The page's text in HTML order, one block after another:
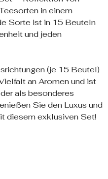
in einem
Sorte ist in 15 Beuteln
und jeden
(je 15 Beutel)
an Aromen und ist
als besonderes
Sie den Luxus und
diesem exklusiven Set!